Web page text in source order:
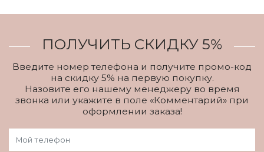
ПОЛУЧИТЬ СКИДКУ 5%
Введите номер телефона и получите промо-код
на скидку 5% на первую покупку.
Назовите его нашему менеджеру во время
звонка или укажите в поле «Комментарий» при
оформлении заказа!